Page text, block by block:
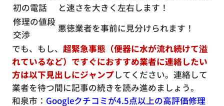
初の電話
と速さを大きく左右します！
修理の値段
交渉
悪徳業者を事前に見分けられます！
でも、もし、 超緊急事態（便器に水が流れ続けて溢
れているなど）ですぐにおすすめ業者に連絡したい
方は以下見出しにジャンプしてください。連絡して
業者を待つ間に記事の続きを読み進めましょう。
和泉市： Googleクチコミが4.5点以上の高評価修理